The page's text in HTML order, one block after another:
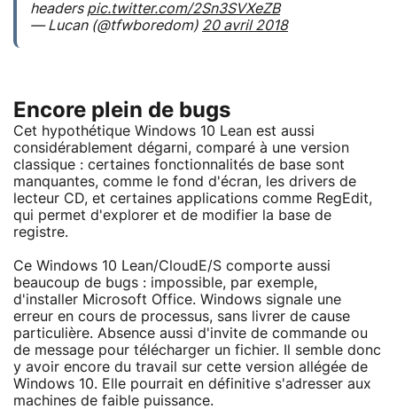
headers pic.twitter.com/2Sn3SVXeZB
— Lucan (@tfwboredom) 20 avril 2018
Encore plein de bugs
Cet hypothétique Windows 10 Lean est aussi
considérablement dégarni, comparé à une version
classique : certaines fonctionnalités de base sont
manquantes, comme le fond d'écran, les drivers de
lecteur CD, et certaines applications comme RegEdit,
qui permet d'explorer et de modifier la base de
registre.
Ce Windows 10 Lean/CloudE/S comporte aussi
beaucoup de bugs : impossible, par exemple,
d'installer Microsoft Office. Windows signale une
erreur en cours de processus, sans livrer de cause
particulière. Absence aussi d'invite de commande ou
de message pour télécharger un fichier. Il semble donc
y avoir encore du travail sur cette version allégée de
Windows 10. Elle pourrait en définitive s'adresser aux
machines de faible puissance.